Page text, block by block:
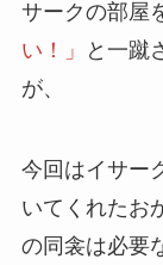
サークの部屋
い！」
と一蹴
が、
今回はイサー
いてくれたお
の同衾は必要